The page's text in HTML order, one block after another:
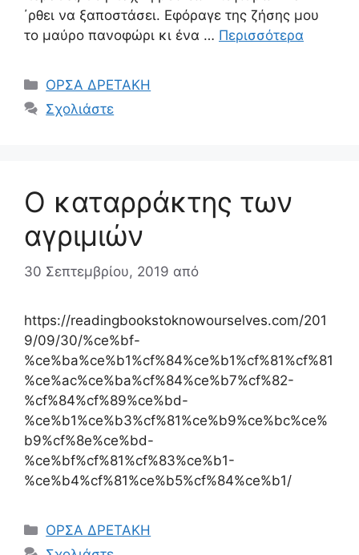
΄ρθει να ξαποστάσει. Εφόραγε της ζήσης μου
το μαύρο πανοφώρι κι ένα … Περισσότερα
Κατηγορίες
ΟΡΣΑ ΔΡΕΤΑΚΗ
Σχολιάστε
Ο καταρράκτης των
αγριμιών
30 Σεπτεμβρίου, 2019 από
https://readingbookstoknowourselves.com/201
9/09/30/%ce%bf-
%ce%ba%ce%b1%cf%84%ce%b1%cf%81%cf%81
%ce%ac%ce%ba%cf%84%ce%b7%cf%82-
%cf%84%cf%89%ce%bd-
%ce%b1%ce%b3%cf%81%ce%b9%ce%bc%ce%
b9%cf%8e%ce%bd-
%ce%bf%cf%81%cf%83%ce%b1-
%ce%b4%cf%81%ce%b5%cf%84%ce%b1/
Κατηγορίες
ΟΡΣΑ ΔΡΕΤΑΚΗ